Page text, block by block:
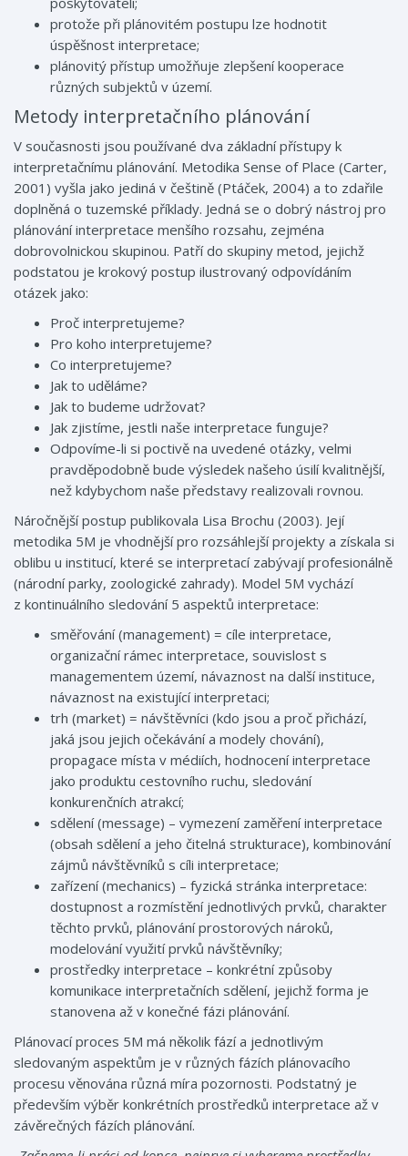
protože při plánovitém postupu lze hodnotit
úspěšnost interpretace;
plánovitý přístup umožňuje zlepšení kooperace
různých subjektů v území.
Metody interpretačního plánování
V současnosti jsou používané dva základní přístupy k
interpretačnímu plánování. Metodika Sense of Place (Carter,
2001) vyšla jako jediná v češtině (Ptáček, 2004) a to zdařile
doplněná o tuzemské příklady. Jedná se o dobrý nástroj pro
plánování interpretace menšího rozsahu, zejména
dobrovolnickou skupinou. Patří do skupiny metod, jejichž
podstatou je krokový postup ilustrovaný odpovídáním
otázek jako:
Proč interpretujeme?
Pro koho interpretujeme?
Co interpretujeme?
Jak to uděláme?
Jak to budeme udržovat?
Jak zjistíme, jestli naše interpretace funguje?
Odpovíme-li si poctivě na uvedené otázky, velmi
pravděpodobně bude výsledek našeho úsilí kvalitnější,
než kdybychom naše představy realizovali rovnou.
Náročnější postup publikovala Lisa Brochu (2003). Její
metodika 5M je vhodnější pro rozsáhlejší projekty a získala si
oblibu u institucí, které se interpretací zabývají profesionálně
(národní parky, zoologické zahrady). Model 5M vychází
z kontinuálního sledování 5 aspektů interpretace:
směřování (management) = cíle interpretace,
organizační rámec interpretace, souvislost s
managementem území, návaznost na další instituce,
návaznost na existující interpretaci;
trh (market) = návštěvníci (kdo jsou a proč přichází,
jaká jsou jejich očekávání a modely chování),
propagace místa v médiích, hodnocení interpretace
jako produktu cestovního ruchu, sledování
konkurenčních atrakcí;
sdělení (message) – vymezení zaměření interpretace
(obsah sdělení a jeho čitelná strukturace), kombinování
zájmů návštěvníků s cíli interpretace;
zařízení (mechanics) – fyzická stránka interpretace:
dostupnost a rozmístění jednotlivých prvků, charakter
těchto prvků, plánování prostorových nároků,
modelování využití prvků návštěvníky;
prostředky interpretace – konkrétní způsoby
komunikace interpretačních sdělení, jejichž forma je
stanovena až v konečné fázi plánování.
Plánovací proces 5M má několik fází a jednotlivým
sledovaným aspektům je v různých fázích plánovacího
procesu věnována různá míra pozornosti. Podstatný je
především výběr konkrétních prostředků interpretace až v
závěrečných fázích plánování.